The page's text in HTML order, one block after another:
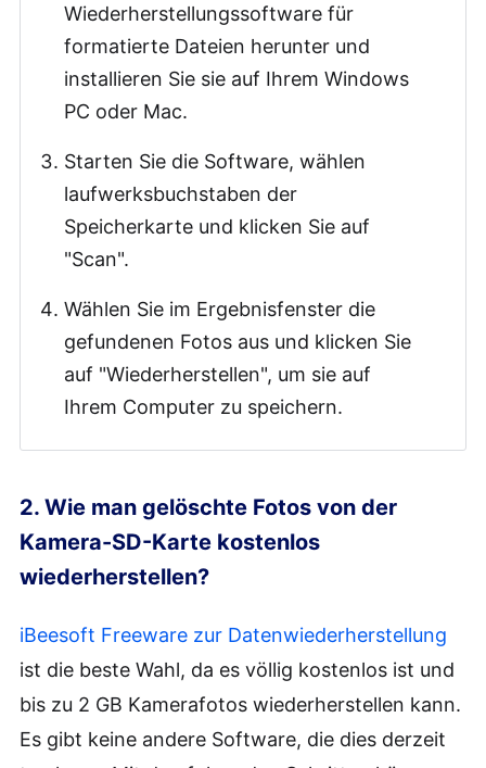
Wiederherstellungssoftware für
formatierte Dateien herunter und
installieren Sie sie auf Ihrem Windows
PC oder Mac.
Starten Sie die Software, wählen
laufwerksbuchstaben der
Speicherkarte und klicken Sie auf
"Scan".
Wählen Sie im Ergebnisfenster die
gefundenen Fotos aus und klicken Sie
auf "Wiederherstellen", um sie auf
Ihrem Computer zu speichern.
2. Wie man gelöschte Fotos von der
Kamera-SD-Karte kostenlos
wiederherstellen?
iBeesoft Freeware zur Datenwiederherstellung
ist die beste Wahl, da es völlig kostenlos ist und
bis zu 2 GB Kamerafotos wiederherstellen kann.
Es gibt keine andere Software, die dies derzeit